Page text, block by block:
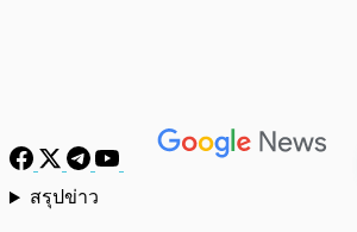
สรุปข่าว